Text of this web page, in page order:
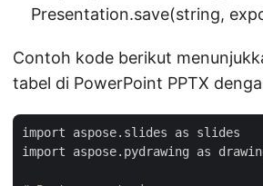
Presentation.save(string,
Contoh kode berikut
tabel di PowerPoint PPTX
import aspose.slides as slides
import aspose.pydrawing as